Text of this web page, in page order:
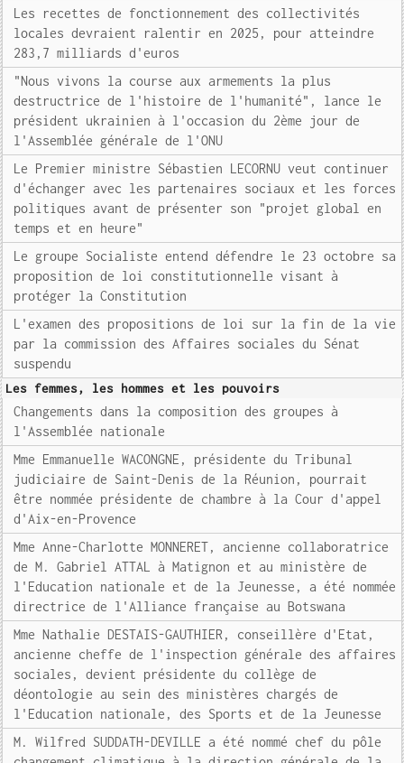
Les recettes de fonctionnement des collectivités
locales devraient ralentir en 2025, pour atteindre
283,7 milliards d'euros
"Nous vivons la course aux armements la plus
destructrice de l'histoire de l'humanité", lance le
président ukrainien à l'occasion du 2ème jour de
l'Assemblée générale de l'ONU
Le Premier ministre Sébastien LECORNU veut continuer
d'échanger avec les partenaires sociaux et les forces
politiques avant de présenter son "projet global en
temps et en heure"
Le groupe Socialiste entend défendre le 23 octobre sa
proposition de loi constitutionnelle visant à
protéger la Constitution
L'examen des propositions de loi sur la fin de la vie
par la commission des Affaires sociales du Sénat
suspendu
Les femmes, les hommes et les pouvoirs
Changements dans la composition des groupes à
l'Assemblée nationale
Mme Emmanuelle WACONGNE, présidente du Tribunal
judiciaire de Saint-Denis de la Réunion, pourrait
être nommée présidente de chambre à la Cour d'appel
d'Aix-en-Provence
Mme Anne-Charlotte MONNERET, ancienne collaboratrice
de M. Gabriel ATTAL à Matignon et au ministère de
l'Education nationale et de la Jeunesse, a été nommée
directrice de l'Alliance française au Botswana
Mme Nathalie DESTAIS-GAUTHIER, conseillère d'Etat,
ancienne cheffe de l'inspection générale des affaires
sociales, devient présidente du collège de
déontologie au sein des ministères chargés de
l'Education nationale, des Sports et de la Jeunesse
M. Wilfred SUDDATH-DEVILLE a été nommé chef du pôle